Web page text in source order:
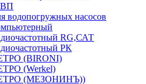
водопогружных насосов
RG,САТ
РК
(BIRONI)
(Werkel)
(МЕЗОНИНЪ))